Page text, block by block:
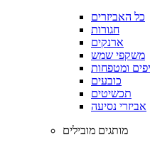
כל האביזרים
חגורות
ארנקים
משקפי שמש
ומטפחות
כובעים
תכשיטים
אביזרי נסיעה
מותגים מובילים